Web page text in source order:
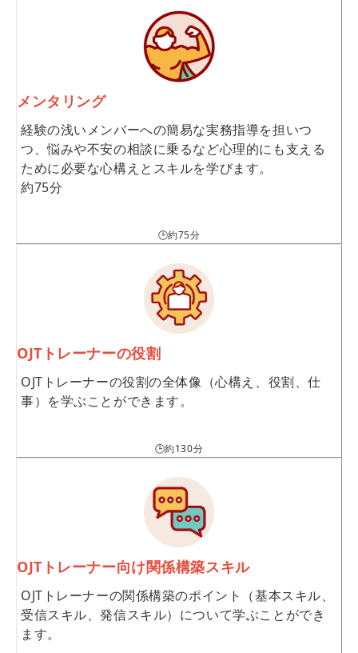
メンタリング
経験の浅いメンバーへの簡易な実務指導を担いつ
つ、悩みや不安の相談に乗るなど心理的にも支える
ために必要な心構えとスキルを学びます。
約75分
🕒約75分
OJTトレーナーの役割
OJTトレーナーの役割の全体像（心構え、役割、仕
事）を学ぶことができます。
🕒約130分
OJTトレーナー向け関係構築スキル
OJTトレーナーの関係構築のポイント（基本スキル、
受信スキル、発信スキル）について学ぶことができ
ます。